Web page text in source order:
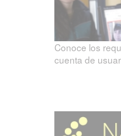
Conoce los
cuenta de